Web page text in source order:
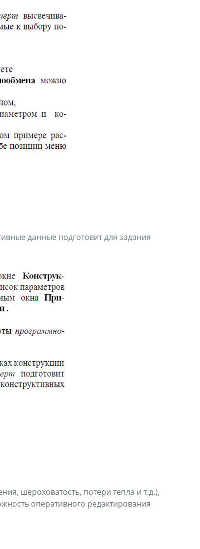
данные подготовит для задания
шероховатость, потери тепла и т.д.),
оперативного редактирования